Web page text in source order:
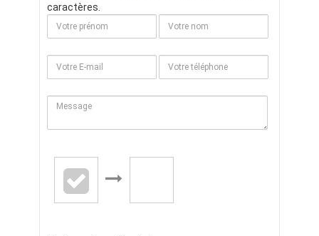
caractères.